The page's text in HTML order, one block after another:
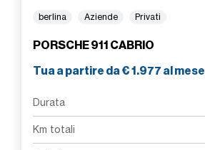
berlina Aziende Privati
PORSCHE 911 CABRIO
Tua a partire da € 1.977 al mese
Durata
Km totali